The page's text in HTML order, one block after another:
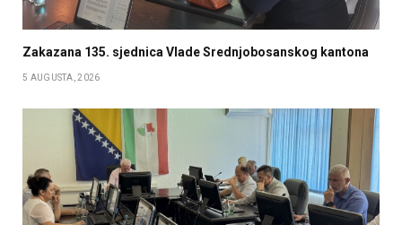
Zakazana 135. sjednica Vlade Srednjobosanskog kantona
5 AUGUSTA, 2026